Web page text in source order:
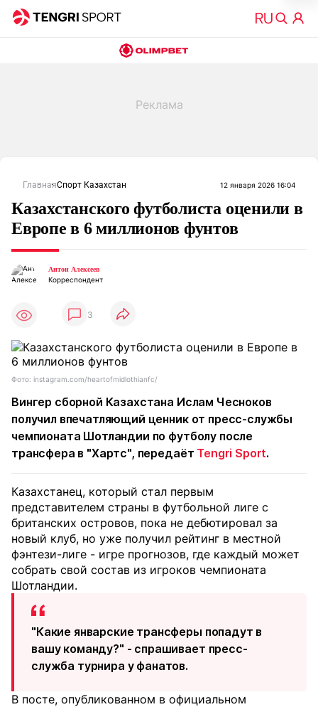
ГлавнаяСпорт Казахстан 12 января 2026 16:04
Казахстанского футболиста оценили в
Европе в 6 миллионов фунтов
Антон Алексеев
Корреспондент
3
Фото: instagram.com/heartofmidlothianfc/
Вингер сборной Казахстана Ислам Чесноков
получил впечатляющий ценник от пресс-службы
чемпионата Шотландии по футболу после
трансфера в "Хартс", передаёт Tengri Sport.
Казахстанец, который стал первым
представителем страны в футбольной лиге с
британских островов, пока не дебютировал за
новый клуб, но уже получил рейтинг в местной
фэнтези-лиге - игре прогнозов, где каждый может
собрать свой состав из игроков чемпионата
Шотландии.
"Какие январские трансферы попадут в
вашу команду?" - спрашивает пресс-
служба турнира у фанатов.
В посте, опубликованном в официальном